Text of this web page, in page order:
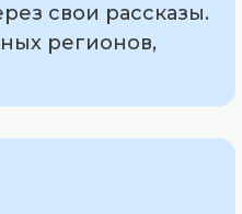
свои рассказы.
регионов,